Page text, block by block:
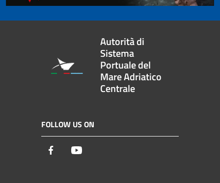
Autorità di
Sistema
Portuale del
Mare Adriatico
Centrale
FOLLOW US ON
Facebook